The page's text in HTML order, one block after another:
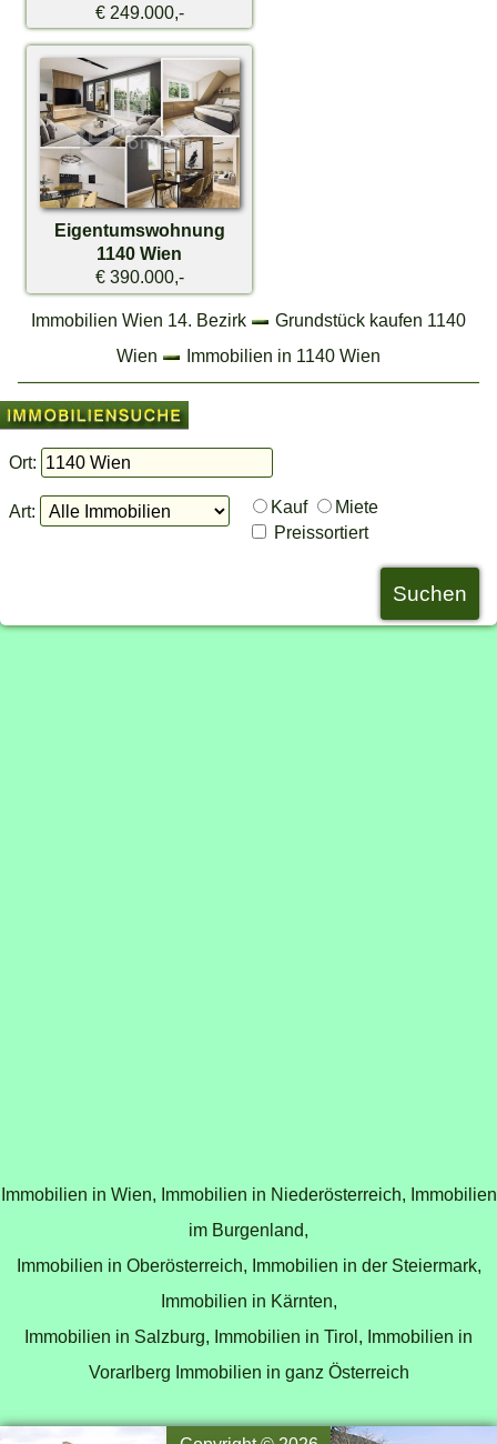
€ 249.000,-
Eigentumswohnung
1140 Wien
€ 390.000,-
Immobilien Wien 14. Bezirk
Grundstück kaufen 1140
Wien
Immobilien in 1140 Wien
Ort:
Art: Kauf
Miete
Preissortiert
Immobilien in Wien, Immobilien in Niederösterreich, Immobilien
im Burgenland,
Immobilien in Oberösterreich, Immobilien in der Steiermark,
Immobilien in Kärnten,
Immobilien in Salzburg, Immobilien in Tirol, Immobilien in
Vorarlberg Immobilien in ganz Österreich